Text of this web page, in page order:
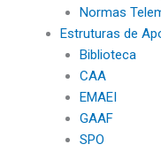
Normas
Estruturas de
Biblioteca
CAA
EMAEI
GAAF
SPO